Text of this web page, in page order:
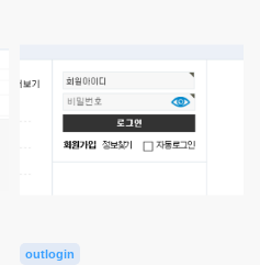
outlogin